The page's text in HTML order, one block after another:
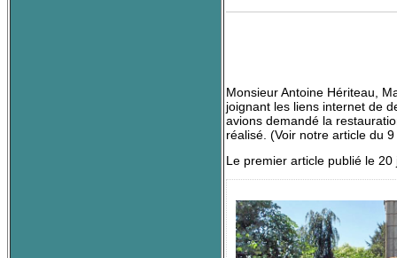
Monsieur Antoine Hériteau,
joignant les liens internet de
avions demandé la
réalisé. (Voir
Le premier article publié le